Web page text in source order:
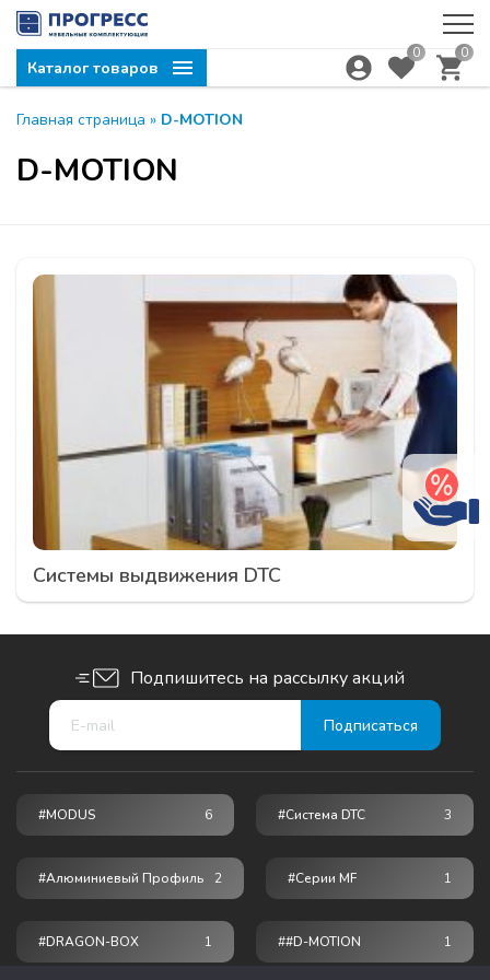
Каталог товаров
0 0
Главная страница » D-MOTION
D-MOTION
Системы выдвижения DTC
Подпишитесь на рассылку акций
#MODUS 6 #Система DTC 3
#Алюминиевый Профиль 2 #серии MF 1
#DRAGON-BOX 1 ##D-MOTION 1